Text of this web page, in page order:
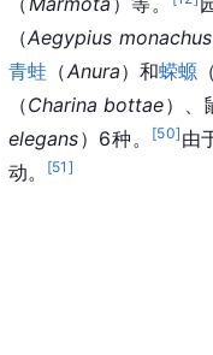
（Aegypius monachus
青蛙 （Anura）和蝾螈
（Charina bottae）、
elegans）6种。 [50] 由
动。
[51 ]